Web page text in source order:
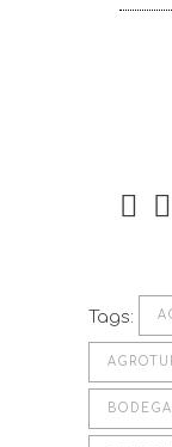
Tags:
BODEGA